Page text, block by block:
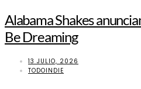
Alabama Shakes
Be Dreaming
13 JULIO, 2026
TODOINDIE